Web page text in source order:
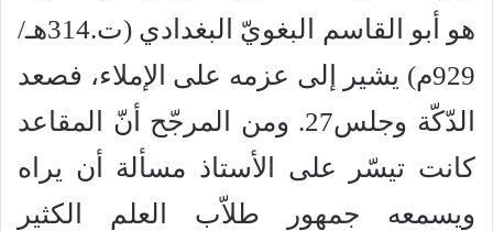
هو أبو القاسم البغويّ البغدادي (ت.314هـ/
929م) يشير إلى عزمه على الإملاء، فصعد
الدّكّة وجلس27. ومن المرجّح أنّ المقاعد
كانت تيسّر على الأستاذ مسألة أن يراه
ويسمعه جمهور طلاّب العلم الكثير